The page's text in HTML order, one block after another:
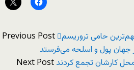
Previous Post حامی تروریسم
پول و اسلحه می‌فرستد
Next Post کارشان تجمع کردند